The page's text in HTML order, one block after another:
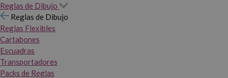
Reglas de Dibujo
Reglas de Dibujo
Reglas Flexibles
Cartabones
Escuadras
Transportadores
Packs de Reglas